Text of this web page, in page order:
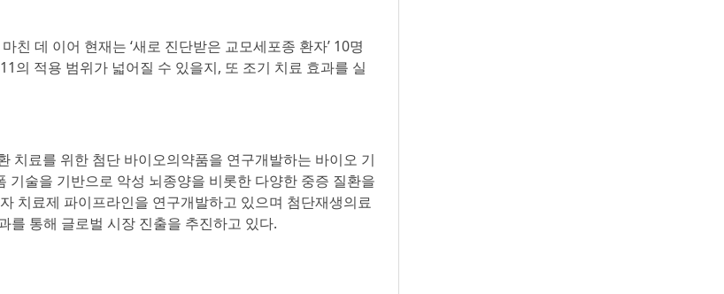
친 데 이어 현재는 ‘새로 진단받은 교모세포종 환자’ 10명
의 적용 범위가 넓어질 수 있을지, 또 조기 치료 효과를 실
치료를 위한 첨단 바이오의약품을 연구개발하는 바이오 기
술을 기반으로 악성 뇌종양을 비롯한 다양한 중증 질환을
치료제 파이프라인을 연구개발하고 있으며 첨단재생의료
를 통해 글로벌 시장 진출을 추진하고 있다.